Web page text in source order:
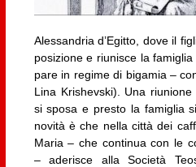
Alessandria d’Egitto, dove il
posizione e riunisce la
pare in regime di bigamia –
Lina Krishevski). Una
si sposa e presto la famiglia
novità è che nella città dei
Maria – che continua con le
– aderisce alla Società